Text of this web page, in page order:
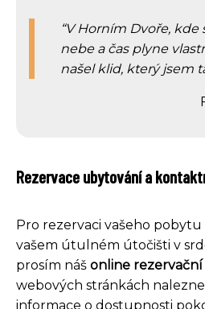
V Horním Dvoře, kde
nebe a čas plyne
našel klid, který jsem
Rezervace ubytování a
Pro rezervaci vašeho pobytu
vašem útulném útočišti v
prosím náš online rezervační
webových stránkách
informace o dostupnosti